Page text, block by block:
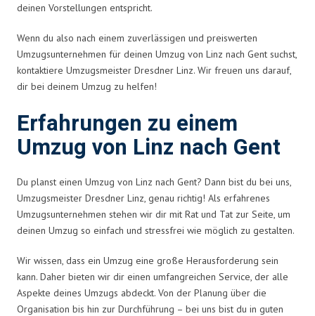
deinen Vorstellungen entspricht.
Wenn du also nach einem zuverlässigen und preiswerten
Umzugsunternehmen für deinen Umzug von Linz nach Gent suchst,
kontaktiere Umzugsmeister Dresdner Linz. Wir freuen uns darauf,
dir bei deinem Umzug zu helfen!
Erfahrungen zu einem
Umzug von Linz nach Gent
Du planst einen Umzug von Linz nach Gent? Dann bist du bei uns,
Umzugsmeister Dresdner Linz, genau richtig! Als erfahrenes
Umzugsunternehmen stehen wir dir mit Rat und Tat zur Seite, um
deinen Umzug so einfach und stressfrei wie möglich zu gestalten.
Wir wissen, dass ein Umzug eine große Herausforderung sein
kann. Daher bieten wir dir einen umfangreichen Service, der alle
Aspekte deines Umzugs abdeckt. Von der Planung über die
Organisation bis hin zur Durchführung – bei uns bist du in guten